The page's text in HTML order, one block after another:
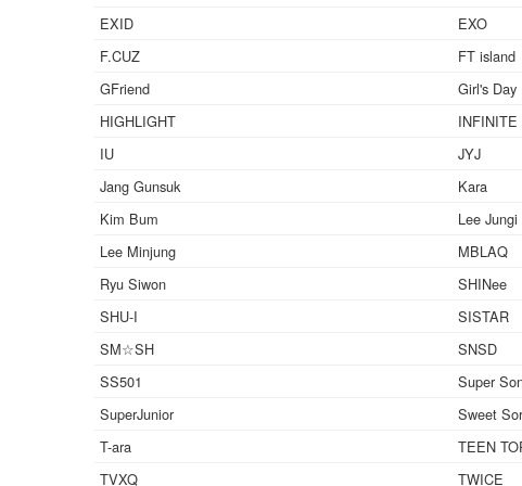
EXID
EXO
F.CUZ
FT island
GFriend
Girl's Day
HIGHLIGHT
INFINITE
IU
JYJ
Jang Gunsuk
Kara
Kim Bum
Lee Jungi
Lee Minjung
MBLAQ
Ryu Siwon
SHINee
SHU-I
SISTAR
SM☆SH
SNSD
SS501
Super
SuperJunior
Sweet
T-ara
TEEN
TVXQ
TWICE